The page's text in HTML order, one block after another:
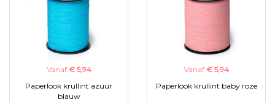
Vanaf € 5,94
Paperlook krullint azuur
blauw
Vanaf € 5,94
Paperlook krullint baby roze